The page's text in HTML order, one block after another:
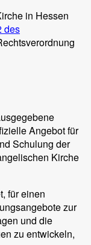
in Hessen
des
Angebot für
Schulung der
Kirche
für einen
zur
und die
zu entwickeln,